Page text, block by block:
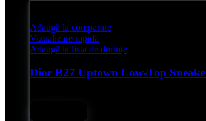
Adaugă la comparare
Vizualizare rapidă
Adaugă la lista de dorințe
Dior B27 Uptown Low-Top